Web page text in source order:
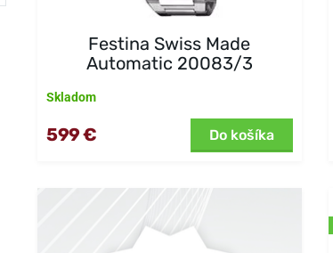
Festina Swiss Made
Automatic 20083/3
Skladom
599 € Do košíka